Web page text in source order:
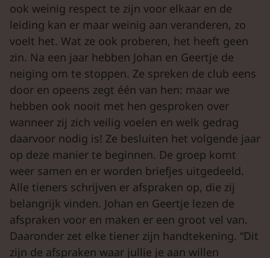
ook weinig respect te zijn voor elkaar en de
leiding kan er maar weinig aan veranderen, zo
voelt het. Wat ze ook proberen, het heeft geen
zin. Na een jaar hebben Johan en Geertje de
neiging om te stoppen. Ze spreken de club eens
door en opeens zegt één van hen: maar we
hebben ook nooit met hen gesproken over
wanneer zij zich veilig voelen en welk gedrag
daarvoor nodig is! Ze besluiten het volgende jaar
op deze manier te beginnen. De groep komt
weer samen en er worden briefjes uitgedeeld.
Alle tieners schrijven er afspraken op, die zij
belangrijk vinden. Johan en Geertje lezen de
afspraken voor en maken er een groot vel van.
Daaronder zet elke tiener zijn handtekening. “Dit
zijn de afspraken waar jullie je aan willen